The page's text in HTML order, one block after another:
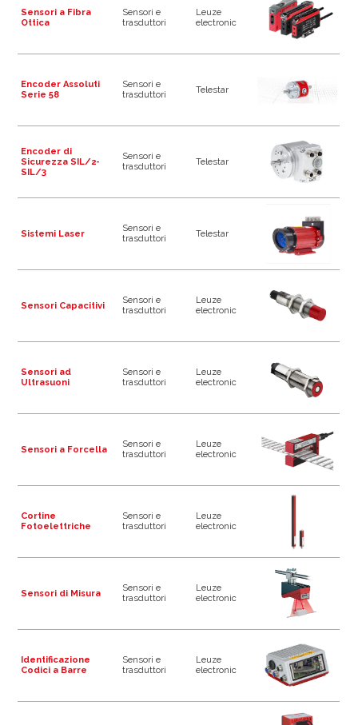
Sensori a Fibra
Ottica
Sensori e
trasduttori
Leuze
electronic
Encoder Assoluti
Serie 58
Sensori e
trasduttori
Telestar
Encoder di
Sicurezza SIL/2-
SIL/3
Sensori e
trasduttori
Telestar
Sistemi Laser
Sensori e
trasduttori
Telestar
Sensori Capacitivi
Sensori e
trasduttori
Leuze
electronic
Sensori ad
Ultrasuoni
Sensori e
trasduttori
Leuze
electronic
Sensori a Forcella
Sensori e
trasduttori
Leuze
electronic
Cortine
Fotoelettriche
Sensori e
trasduttori
Leuze
electronic
Sensori di Misura
Sensori e
trasduttori
Leuze
electronic
Identificazione
Codici a Barre
Sensori e
trasduttori
Leuze
electronic